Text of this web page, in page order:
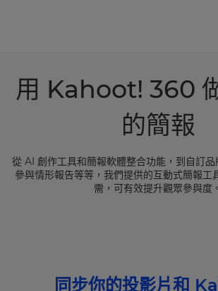
用 Kahoot! 360
的簡報
從 AI 創作工具和簡報軟體整合功能，到自訂
參與情形報告等等，我們提供的互動式簡報工
需，可有效提升觀眾參與度。
同步你的投影片和